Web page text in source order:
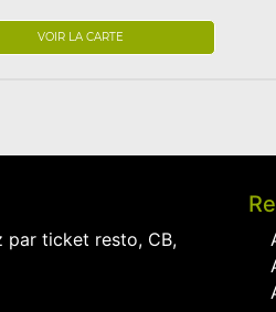
VOIR LA CARTE
par ticket resto, CB,